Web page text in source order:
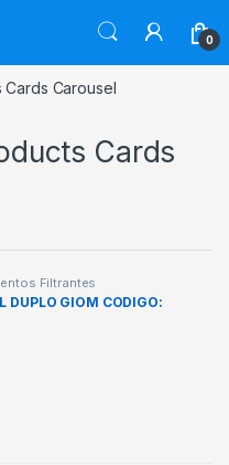
0
Carousel
Cards
Filtrantes
DUPLO GIOM CODIGO: